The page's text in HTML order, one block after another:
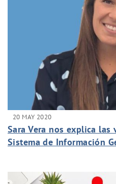
20 MAY 2020
Sara Vera nos explica
Sistema de Información